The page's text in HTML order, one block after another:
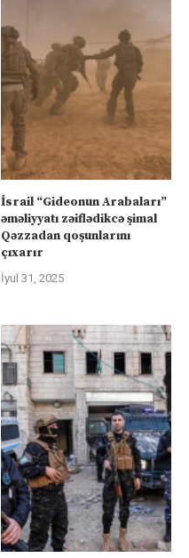
İsrail “Gideonun Arabaları”
əməliyyatı zəiflədikcə şimal
Qəzzadan qoşunlarını
çıxarır
İyul 31, 2025